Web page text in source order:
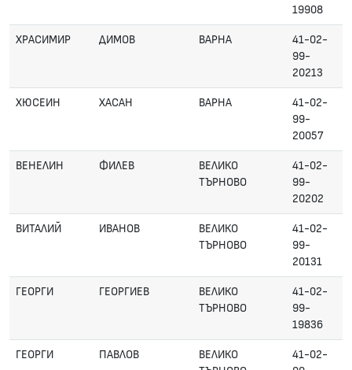
19908
ХРАСИМИР ДИМОВ ВАРНА
41-02-
99-
20213
ХЮСЕИН ХАСАН ВАРНА
41-02-
99-
20057
ВЕНЕЛИН ФИЛЕВ
ВЕЛИКО
ТЪРНОВО
41-02-
99-
20202
ВИТАЛИЙ ИВАНОВ
ВЕЛИКО
ТЪРНОВО
41-02-
99-
20131
ГЕОРГИ ГЕОРГИЕВ
ВЕЛИКО
ТЪРНОВО
41-02-
99-
19836
ГЕОРГИ ПАВЛОВ
ВЕЛИКО
41-02-